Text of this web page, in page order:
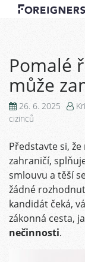
Pomalé
může
26. 6. 2025
cizinců
Představte si,
zahraničí,
smlouvu a těší
žádné
kandidát čeká,
zákonná cesta,
nečinnosti.